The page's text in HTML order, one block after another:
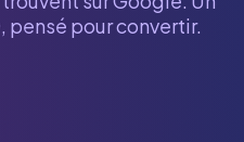
pour convertir.